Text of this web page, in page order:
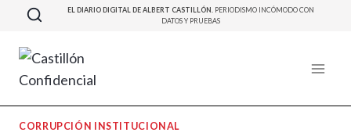
Saltar
contenido
EL DIARIO DIGITAL DE ALBERT CASTILLÓN. PERIODISMO INCÓMODO CON
DATOS Y PRUEBAS
CORRUPCIÓN INSTITUCIONAL